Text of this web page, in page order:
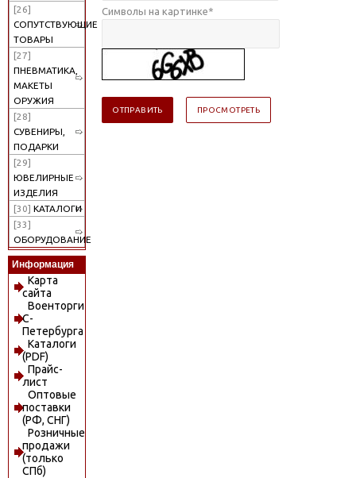
[26]
СОПУТСТВУЮЩИЕ
ТОВАРЫ
[27]
ПНЕВМАТИКА,
МАКЕТЫ
ОРУЖИЯ
[28]
СУВЕНИРЫ,
ПОДАРКИ
[29]
ЮВЕЛИРНЫЕ
ИЗДЕЛИЯ
[30] КАТАЛОГИ
[33]
ОБОРУДОВАНИЕ
Информация
Карта
сайта
Военторги
С-
Петербурга
Каталоги
(PDF)
Прайс-
лист
Оптовые
поставки
(РФ, СНГ)
Розничные
продажи
(только
СПб)
Символы на картинке*